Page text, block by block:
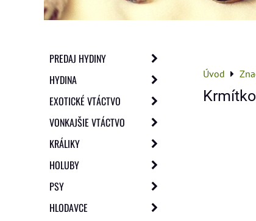
Úvod
PREDAJ HYDINY
HYDINA
EXOTICKÉ VTÁCTVO
VONKAJŠIE VTÁCTVO
KRÁLIKY
HOLUBY
PSY
HLODAVCE